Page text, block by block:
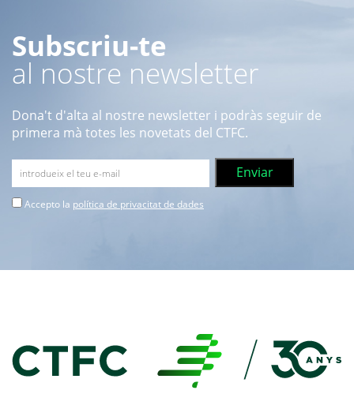
Subscriu-te
al nostre newsletter
Dona't d'alta al nostre newsletter i podràs seguir de
primera mà totes les novetats del CTFC.
Accepto la política de privacitat de dades